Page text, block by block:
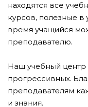
находятся все
курсов, полезные
время учащийся
преподавателю.
Наш учебный центр
прогрессивных.
преподавателям
и знания.